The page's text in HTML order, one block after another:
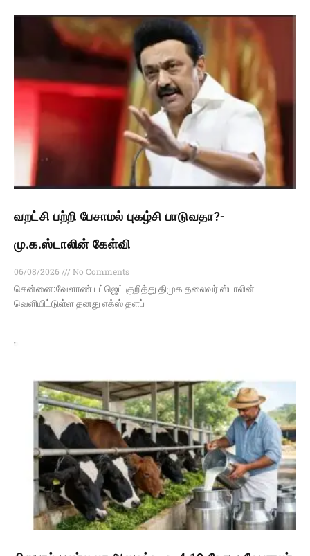
வறட்சி பற்றி பேசாமல் புகழ்சி பாடுவதா?-
மு.க.ஸ்டாலின் கேள்வி
06/08/2026
No Comments
சென்னை:வேளாண் பட்ஜெட் குறித்து திமுக தலைவர் ஸ்டாலின்
வெளியிட்டுள்ள தனது எக்ஸ் தளப்